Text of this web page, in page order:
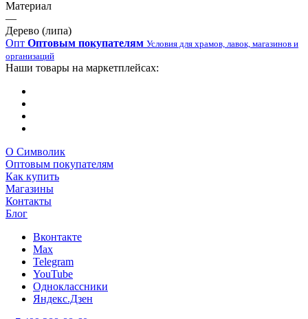
Материал
—
Дерево (липа)
Опт Оптовым покупателям Условия для храмов, лавок, магазинов и
организаций
Наши товары на маркетплейсах:
О Символик
Оптовым покупателям
Как купить
Магазины
Контакты
Блог
Вконтакте
Max
Telegram
YouTube
Одноклассники
Яндекс.Дзен